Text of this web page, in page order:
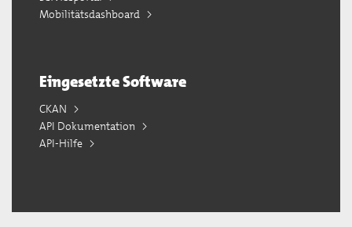
Mobilitätsdashboard
Eingesetzte Software
CKAN
API Dokumentation
API-Hilfe